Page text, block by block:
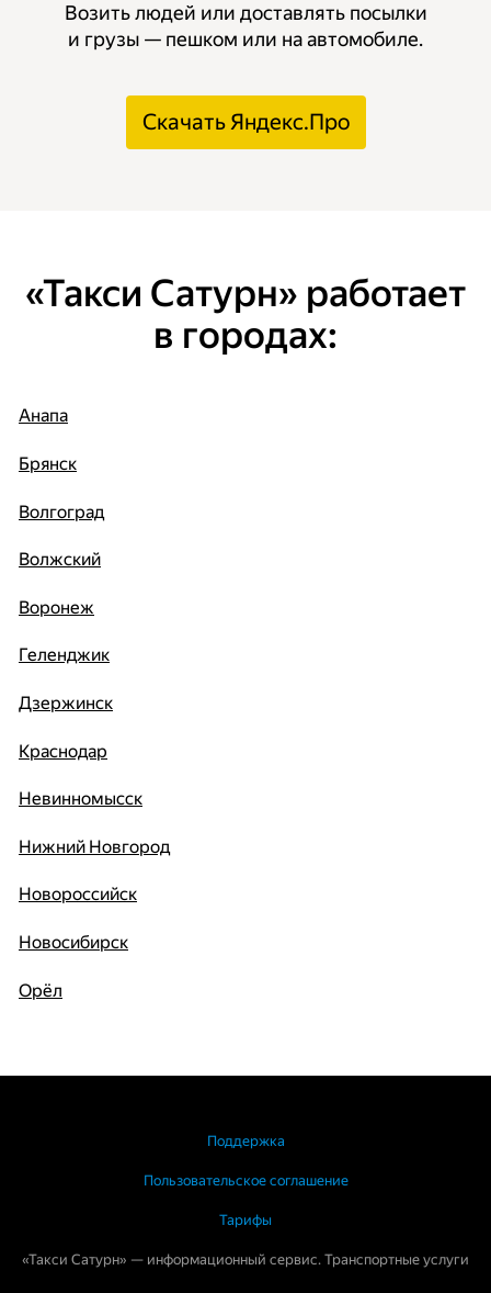
Возить людей или доставлять посылки
и грузы — пешком или на автомобиле.
Скачать Яндекс.Про
«Такси Сатурн» работает
в городах:
Анапа
Брянск
Волгоград
Волжский
Воронеж
Геленджик
Дзержинск
Краснодар
Невинномысск
Нижний Новгород
Новороссийск
Новосибирск
Орёл
Поддержка
Пользовательское соглашение
Тарифы
«Такси Сатурн» — информационный сервис. Транспортные услуги